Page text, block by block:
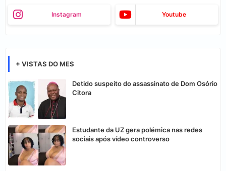
Instagram Youtube
+ VISTAS DO MES
Detido suspeito do assassinato de Dom Osório
Citora
Estudante da UZ gera polémica nas redes
sociais após vídeo controverso